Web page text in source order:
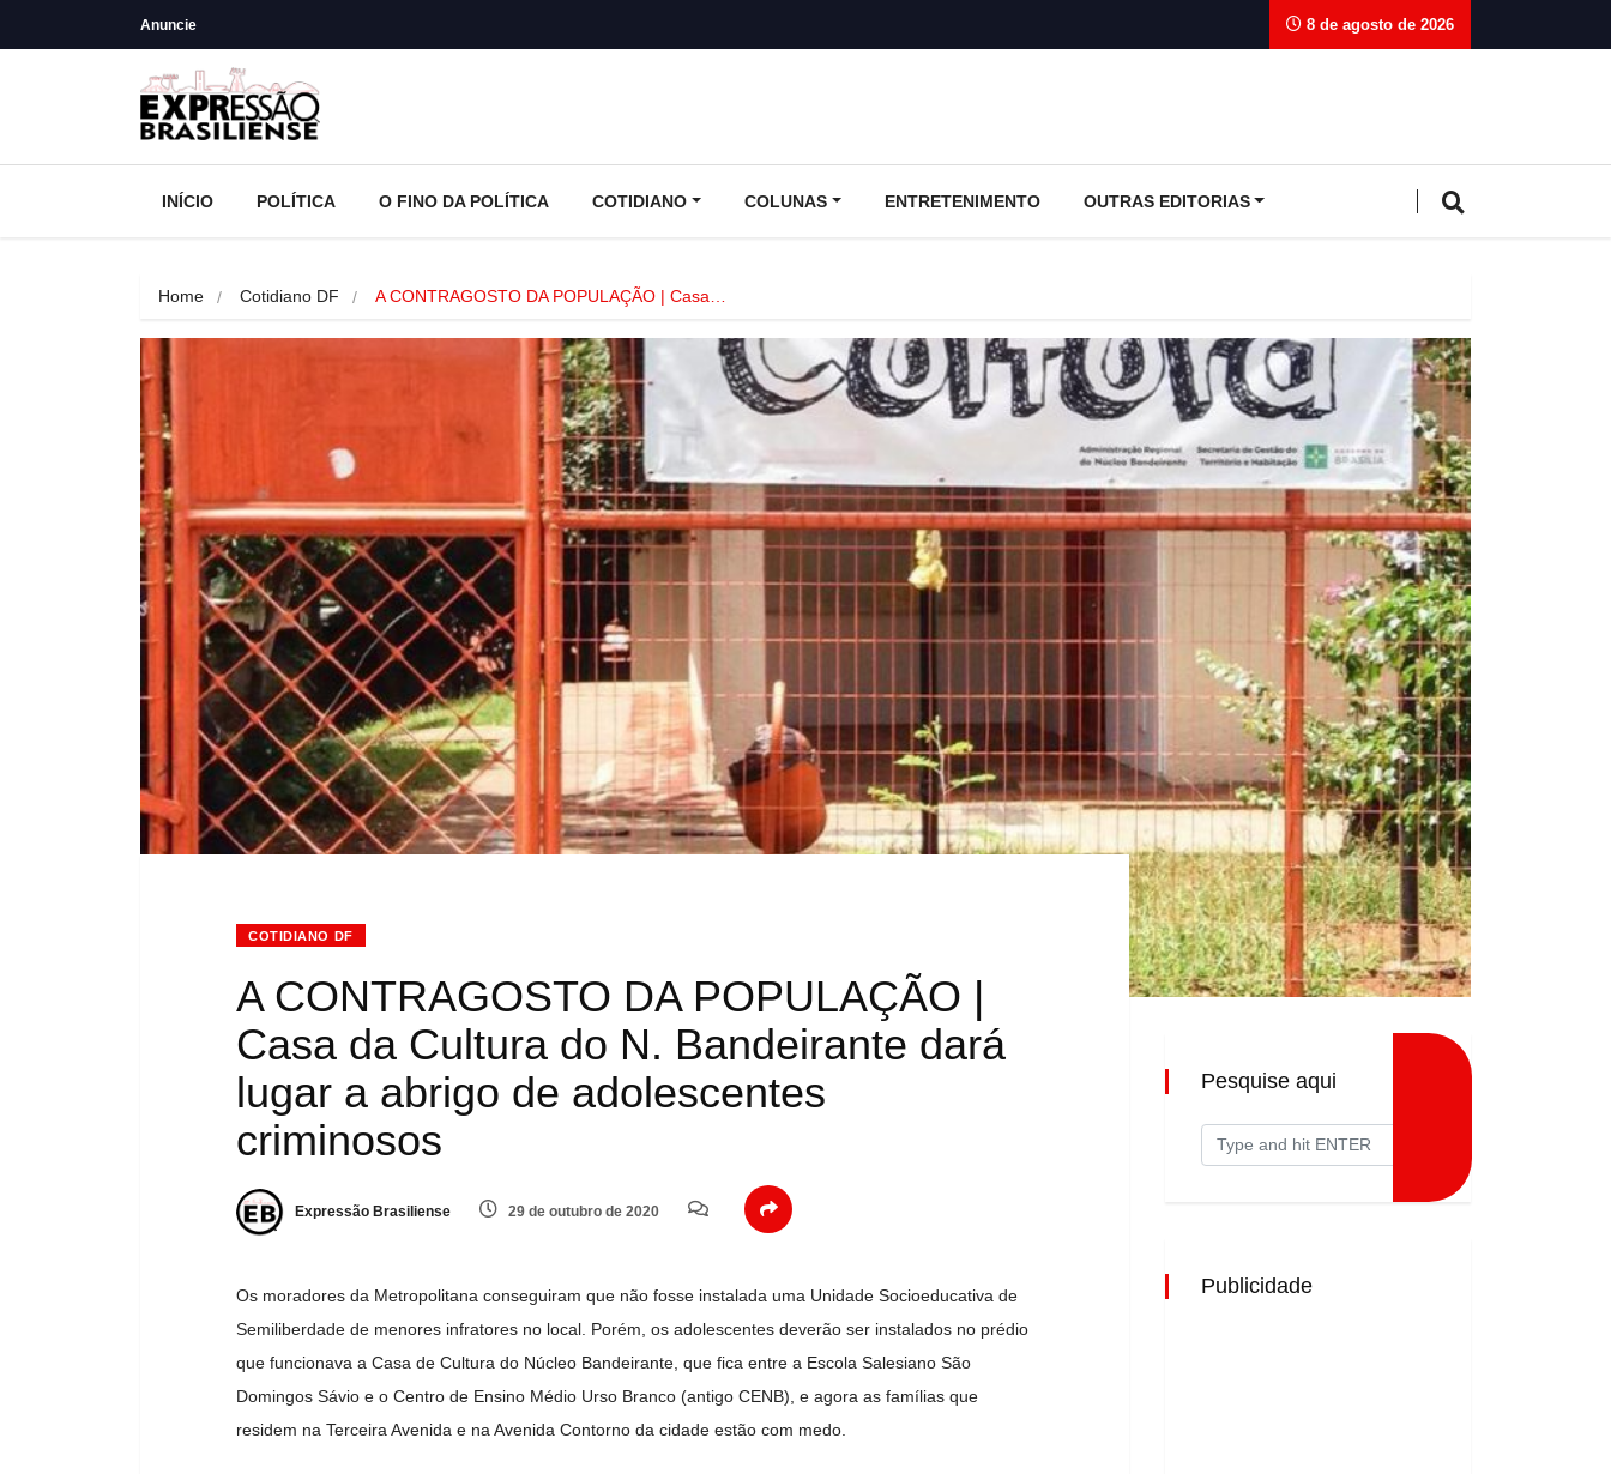
Anuncie 8 de agosto de 2026
INÍCIO POLÍTICA O FINO DA POLÍTICA COTIDIANO COLUNAS ENTRETENIMENTO OUTRAS EDITORIAS
Home Cotidiano DF A CONTRAGOSTO DA POPULAÇÃO | Casa…
COTIDIANO DF
A CONTRAGOSTO DA POPULAÇÃO |
Casa da Cultura do N. Bandeirante dará
lugar a abrigo de adolescentes
criminosos
Expressão Brasiliense 29 de outubro de 2020
Os moradores da Metropolitana conseguiram que não fosse instalada uma Unidade Socioeducativa de
Semiliberdade de menores infratores no local. Porém, os adolescentes deverão ser instalados no prédio
que funcionava a Casa de Cultura do Núcleo Bandeirante, que fica entre a Escola Salesiano São
Domingos Sávio e o Centro de Ensino Médio Urso Branco (antigo CENB), e agora as famílias que
residem na Terceira Avenida e na Avenida Contorno da cidade estão com medo.
Pesquise aqui
Publicidade